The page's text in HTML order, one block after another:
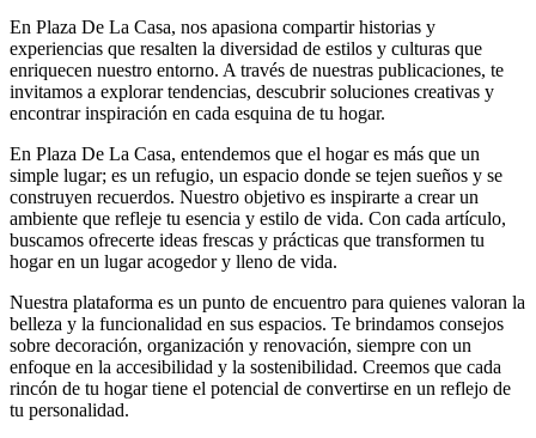
En Plaza De La Casa, nos apasiona compartir historias y
experiencias que resalten la diversidad de estilos y culturas que
enriquecen nuestro entorno. A través de nuestras publicaciones, te
invitamos a explorar tendencias, descubrir soluciones creativas y
encontrar inspiración en cada esquina de tu hogar.
En Plaza De La Casa, entendemos que el hogar es más que un
simple lugar; es un refugio, un espacio donde se tejen sueños y se
construyen recuerdos. Nuestro objetivo es inspirarte a crear un
ambiente que refleje tu esencia y estilo de vida. Con cada artículo,
buscamos ofrecerte ideas frescas y prácticas que transformen tu
hogar en un lugar acogedor y lleno de vida.
Nuestra plataforma es un punto de encuentro para quienes valoran la
belleza y la funcionalidad en sus espacios. Te brindamos consejos
sobre decoración, organización y renovación, siempre con un
enfoque en la accesibilidad y la sostenibilidad. Creemos que cada
rincón de tu hogar tiene el potencial de convertirse en un reflejo de
tu personalidad.